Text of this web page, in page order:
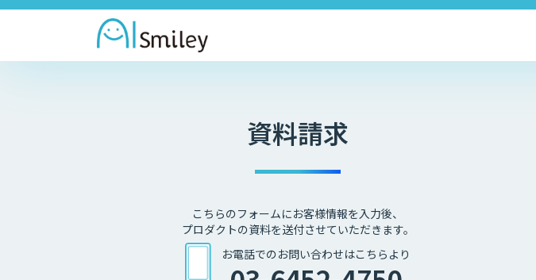
資料請求
こちらのフォームにお客様情報を入力後、
プロダクトの資料を送付させていただきます。
お電話でのお問い合わせはこちらより